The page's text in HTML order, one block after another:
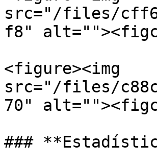
src="/files/
f8"
<figure><img
src="/files/
70"
###